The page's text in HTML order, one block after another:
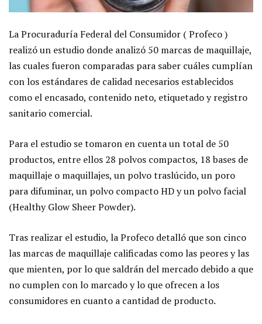
La Procuraduría Federal del Consumidor ( Profeco )
realizó un estudio donde analizó 50 marcas de maquillaje,
las cuales fueron comparadas para saber cuáles cumplían
con los estándares de calidad necesarios establecidos
como el encasado, contenido neto, etiquetado y registro
sanitario comercial.
Para el estudio se tomaron en cuenta un total de 50
productos, entre ellos 28 polvos compactos, 18 bases de
maquillaje o maquillajes, un polvo traslúcido, un poro
para difuminar, un polvo compacto HD y un polvo facial
(Healthy Glow Sheer Powder).
Tras realizar el estudio, la Profeco detalló que son cinco
las marcas de maquillaje calificadas como las peores y las
que mienten, por lo que saldrán del mercado debido a que
no cumplen con lo marcado y lo que ofrecen a los
consumidores en cuanto a cantidad de producto.